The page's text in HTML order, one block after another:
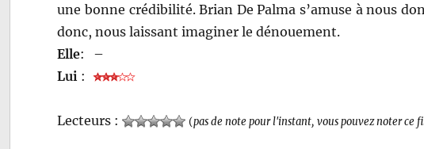
une bonne crédibilité. Brian De Palma s’amuse à nous
donc, nous laissant imaginer le dénouement.
Elle:
–
Lui :
Lecteurs : (pas de note pour l'instant, vous pouvez noter ce